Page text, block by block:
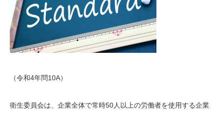
（令和4年問10A）
衛生委員会は、企業全体で常時50人以上の労働者を使用する企業